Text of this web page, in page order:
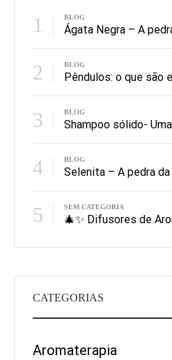
1 BLOG
Ágata Negra – A
2 BLOG
Pêndulos: o que são
3 BLOG
4 BLOG
Selenita – A pedra
5 SEM CATEGORIA
CATEGORIAS
Aromaterapia